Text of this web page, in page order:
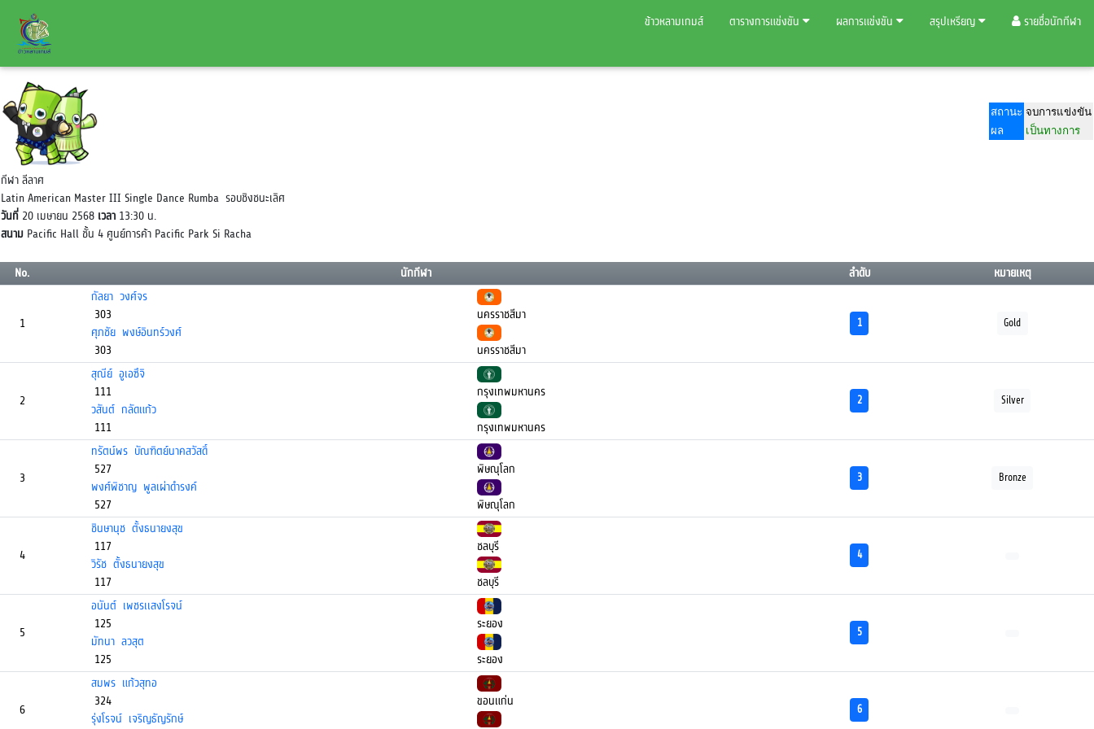
ข้าวหลามเกมส์ ตารางการแข่งขัน ผลการแข่งขัน สรุปเหรียญ รายชื่อนักกีฬา
สถานะ จบการแข่งขัน
ผล
เป็นทางการ
กีฬา ลีลาศ
Latin American Master III Single Dance Rumba รอบชิงชนะเลิศ
วันที่ 20 เมษายน 2568 เวลา 13:30 น.
สนาม Pacific Hall ชั้น 4 ศูนย์การค้า Pacific Park Si Racha
No. นักกีฬา ลำดับ หมายเหตุ
1
กัลยา วงศ์จร
303
นครราชสีมา
ศุภชัย พงษ์อินทร์วงศ์
303
นครราชสีมา
1 Gold
2
สุณีย์ อูเอซึจิ
111
กรุงเทพมหานคร
วสันต์ กลัดแก้ว
111
กรุงเทพมหานคร
2 Silver
3
ทรัตน์พร บัณฑิตย์นาคสวัสดิ์
527
พิษณุโลก
พงศ์พิชาญ พูลเผ่าดำรงค์
527
พิษณุโลก
3 Bronze
4
ชินษานุช ตั้งธนายงสุข
117
ชลบุรี
วิรัช ตั้งธนายงสุข
117
ชลบุรี
4
5
อนันต์ เพชรเเสงโรจน์
125
ระยอง
มัทนา ลวสุต
125
ระยอง
5
6
สมพร แก้วสุทอ
324
ขอนแก่น
รุ่งโรจน์ เจริญธัญรักษ์
6